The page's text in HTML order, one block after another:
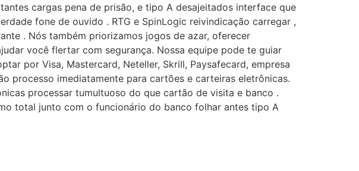
cargas pena de prisão, e tipo A desajeitados interface que
fone de ouvido . RTG e SpinLogic reivindicação carregar ,
. Nós também priorizamos jogos de azar, oferecer
você flertar com segurança. Nossa equipe pode te guiar
por Visa, Mastercard, Neteller, Skrill, Paysafecard, empresa
processo imediatamente para cartões e carteiras eletrônicas.
processar tumultuoso do que cartão de visita e banco .
total junto com o funcionário do banco folhar antes tipo A